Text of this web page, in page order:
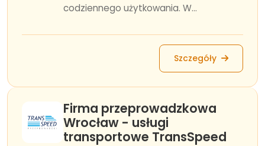
codziennego użytkowania. W...
Szczegóły
Firma przeprowadzkowa
Wrocław - usługi
transportowe TransSpeed